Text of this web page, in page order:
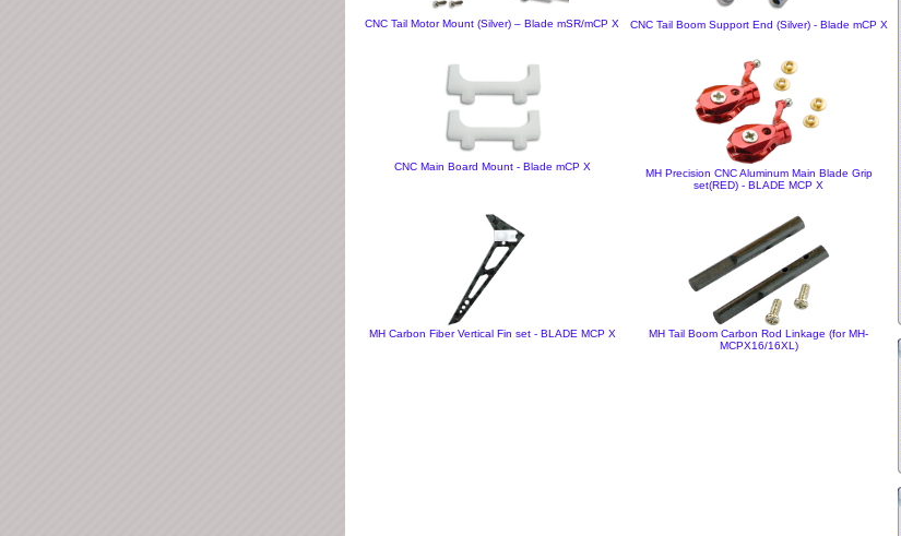
CNC Tail Motor Mount (Silver) – Blade mSR/mCP X CNC Tail Boom Support End (Silver) - Blade mCP X
CNC Main Board Mount - Blade mCP X
MH Precision CNC Aluminum Main Blade Grip
set(RED) - BLADE MCP X
MH Carbon Fiber Vertical Fin set - BLADE MCP X
MH Tail Boom Carbon Rod Linkage (for MH-
MCPX16/16XL)